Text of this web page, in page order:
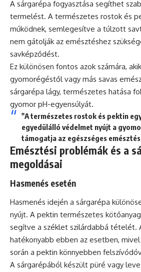
A sárgarépa fogyasztása segíthet
termelést. A természetes rostok és
működnek, semlegesítve a túlzott
nem gátolják az emésztéshez
savképződést.
Ez különösen fontos azok számára,
gyomorégéstől vagy más savas
sárgarépa lágy, természetes hatása
gyomor pH-egyensúlyát.
"A természetes rostok és pektin
egyedülálló védelmet nyújt a
támogatja az egészséges
Emésztési problémák és a
megoldásai
Hasmenés esetén
Hasmenés idején a sárgarépa
nyújt. A pektin természetes
segítve a széklet szilárdabbá tételét.
hatékonyabb ebben az esetben,
során a pektin könnyebben
A sárgarépából készült püré vagy